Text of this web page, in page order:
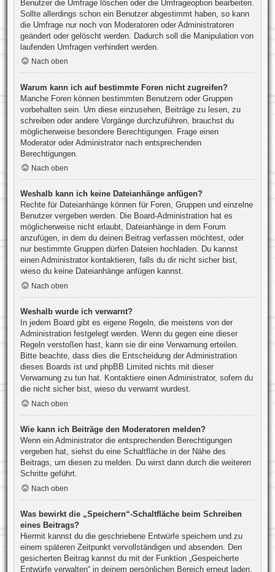
Benutzer die Umfrage löschen oder die Umfrageoption bearbeiten.
Sollte allerdings schon ein Benutzer abgestimmt haben, so kann
die Umfrage nur noch von Moderatoren oder Administratoren
geändert oder gelöscht werden. Dadurch soll die Manipulation von
laufenden Umfragen verhindert werden.
Nach oben
Warum kann ich auf bestimmte Foren nicht zugreifen?
Manche Foren können bestimmten Benutzern oder Gruppen
vorbehalten sein. Um diese einzusehen, Beiträge zu lesen, zu
schreiben oder andere Vorgänge durchzuführen, brauchst du
möglicherweise besondere Berechtigungen. Frage einen
Moderator oder Administrator nach entsprechenden
Berechtigungen.
Nach oben
Weshalb kann ich keine Dateianhänge anfügen?
Rechte für Dateianhänge können für Foren, Gruppen und einzelne
Benutzer vergeben werden. Die Board-Administration hat es
möglicherweise nicht erlaubt, Dateianhänge in dem Forum
anzufügen, in dem du deinen Beitrag verfassen möchtest, oder
nur bestimmte Gruppen dürfen Dateien hochladen. Du kannst
einen Administrator kontaktieren, falls du dir nicht sicher bist,
wieso du keine Dateianhänge anfügen kannst.
Nach oben
Weshalb wurde ich verwarnt?
In jedem Board gibt es eigene Regeln, die meistens von der
Administration festgelegt werden. Wenn du gegen eine dieser
Regeln verstoßen hast, kann sie dir eine Verwarnung erteilen.
Bitte beachte, dass dies die Entscheidung der Administration
dieses Boards ist und phpBB Limited nichts mit dieser
Verwarnung zu tun hat. Kontaktiere einen Administrator, sofern du
die nicht sicher bist, wieso du verwarnt wurdest.
Nach oben
Wie kann ich Beiträge den Moderatoren melden?
Wenn ein Administrator die entsprechenden Berechtigungen
vergeben hat, siehst du eine Schaltfläche in der Nähe des
Beitrags, um diesen zu melden. Du wirst dann durch die weiteren
Schritte geführt.
Nach oben
Was bewirkt die „Speichern“-Schaltfläche beim Schreiben
eines Beitrags?
Hiermit kannst du die geschriebene Entwürfe speichern und zu
einem späteren Zeitpunkt vervollständigen und absenden. Den
gesicherten Beitrag kannst du mit der Funktion „Gespeicherte
Entwürfe verwalten“ in deinem persönlichen Bereich erneut laden.